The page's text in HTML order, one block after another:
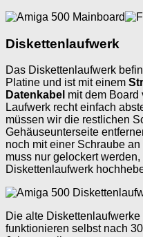
Diskettenlaufwerk
Das Diskettenlaufwerk
Platine und ist mit einem
Datenkabel mit dem Board
Laufwerk recht einfach
müssen wir die restlichen
Gehäuseunterseite
noch mit einer Schraube
muss nur gelockert
Diskettenlaufwerk
Die alte
funktionieren selbst nach